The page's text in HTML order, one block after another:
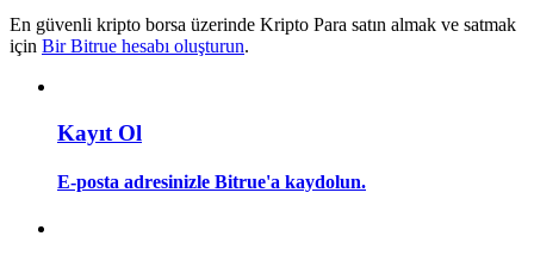
Bilgi
En güvenli kripto borsa üzerinde Kripto Para satın almak ve satmak
için Bir Bitrue hesabı oluşturun.
Kayıt Ol
E-posta adresinizle Bitrue'a kaydolun.